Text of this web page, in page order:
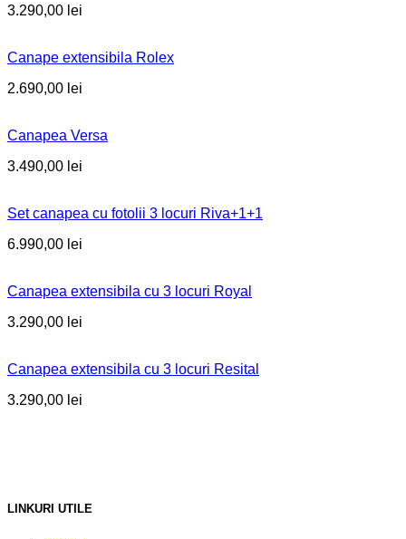
3.290,00 lei
Canape extensibila Rolex
2.690,00 lei
Canapea Versa
3.490,00 lei
Set canapea cu fotolii 3 locuri Riva+1+1
6.990,00 lei
Canapea extensibila cu 3 locuri Royal
3.290,00 lei
Canapea extensibila cu 3 locuri Resital
3.290,00 lei
LINKURI UTILE